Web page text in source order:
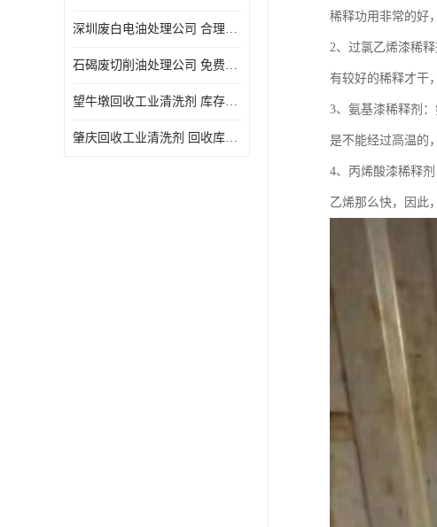
深圳废白电油处理公司 合理估价 上门评估报价
石碣废切削油处理公司 免费估价 量大量小均可
望牛墩回收工业清洗剂 库存积压回收 大量尾货回收
肇庆回收工业清洗剂 回收库存 量大量小均可
稀释功用非常的好
2、过氯乙烯漆稀
有较好的稀释才干
3、氨基漆稀释剂
是不能经过高温的
4、丙烯酸漆稀释
乙烯那么快，因此